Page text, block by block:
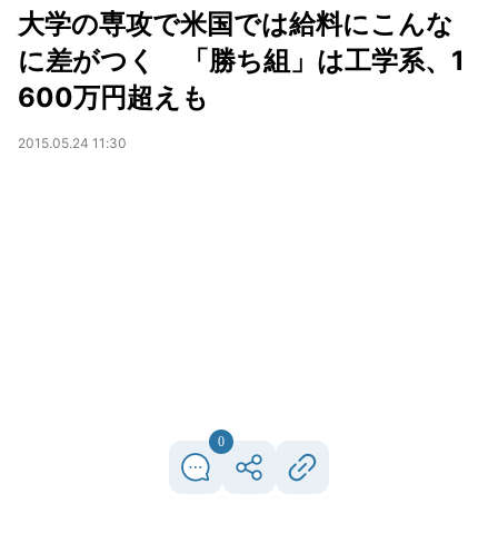
大学の専攻で米国では給料にこんな
に差がつく 「勝ち組」は工学系、1
600万円超えも
2015.05.24 11:30
0